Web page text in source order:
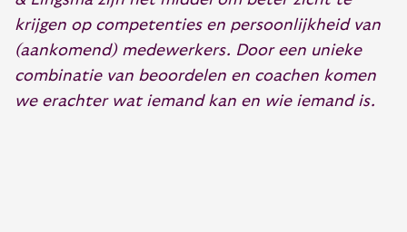
krijgen op competenties en persoonlijkheid van
(aankomend) medewerkers. Door een unieke
combinatie van beoordelen en coachen komen
we erachter wat iemand kan en wie iemand is.